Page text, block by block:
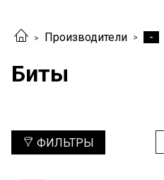
Производители -
Биты
ФИЛЬТРЫ